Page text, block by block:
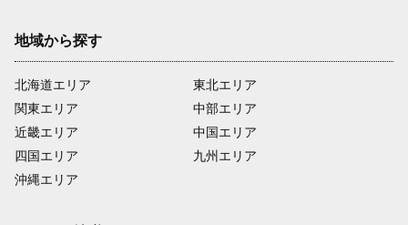
地域から探す
北海道エリア
関東エリア
近畿エリア
四国エリア
沖縄エリア
東北エリア
中部エリア
中国エリア
九州エリア